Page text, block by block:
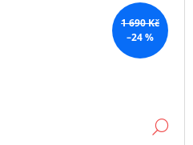
1 690 Kč
–24 %